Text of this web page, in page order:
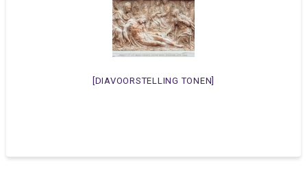
[DIAVOORSTELLING TONEN]